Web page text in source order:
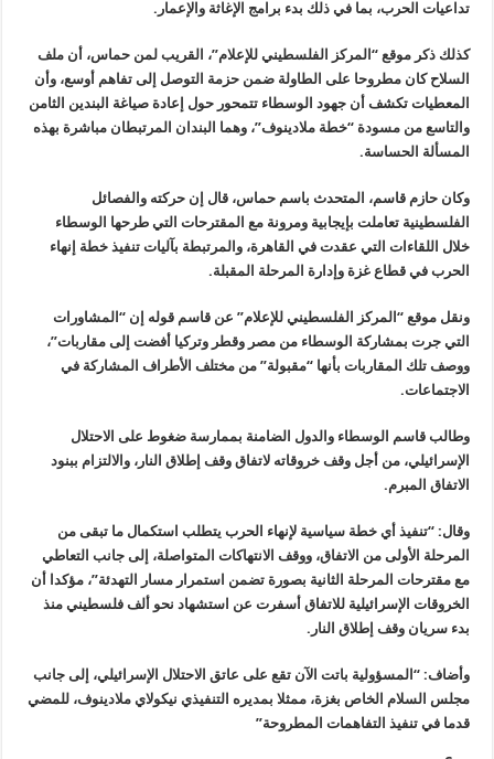
تداعيات الحرب، بما في ذلك بدء برامج الإغاثة والإعمار .
كذلك ذكر موقع “المركز الفلسطيني للإعلام”، القريب لمن حماس، أن ملف
السلاح كان مطروحا على الطاولة ضمن حزمة التوصل إلى تفاهم أوسع، وأن
المعطيات تكشف أن جهود الوسطاء تتمحور حول إعادة صياغة البندين الثامن
والتاسع من مسودة “خطة ملادينوف”، وهما البندان المرتبطان مباشرة بهذه
المسألة الحساسة.
وكان حازم قاسم، المتحدث باسم حماس، قال إن حركته والفصائل
الفلسطينية تعاملت بإيجابية ومرونة مع المقترحات التي طرحها الوسطاء
خلال اللقاءات التي عقدت في القاهرة، والمرتبطة بآليات تنفيذ خطة إنهاء
الحرب في قطاع غزة وإدارة المرحلة المقبلة.
ونقل موقع “المركز الفلسطيني للإعلام” عن قاسم قوله إن “المشاورات
التي جرت بمشاركة الوسطاء من مصر وقطر وتركيا أفضت إلى مقاربات”،
ووصف تلك المقاربات بأنها “مقبولة” من مختلف الأطراف المشاركة في
الاجتماعات.
وطالب قاسم الوسطاء والدول الضامنة بممارسة ضغوط على الاحتلال
الإسرائيلي، من أجل وقف خروقاته لاتفاق وقف إطلاق النار، والالتزام ببنود
الاتفاق المبرم.
وقال: “تنفيذ أي خطة سياسية لإنهاء الحرب يتطلب استكمال ما تبقى من
المرحلة الأولى من الاتفاق، ووقف الانتهاكات المتواصلة، إلى جانب التعاطي
مع مقترحات المرحلة الثانية بصورة تضمن استمرار مسار التهدئة”، مؤكدا أن
الخروقات الإسرائيلية للاتفاق أسفرت عن استشهاد نحو ألف فلسطيني منذ
بدء سريان وقف إطلاق النار .
وأضاف: “المسؤولية باتت الآن تقع على عاتق الاحتلال الإسرائيلي، إلى جانب
مجلس السلام الخاص بغزة، ممثلا بمديره التنفيذي نيكولاي ملادينوف، للمضي
قدما في تنفيذ التفاهمات المطروحة”